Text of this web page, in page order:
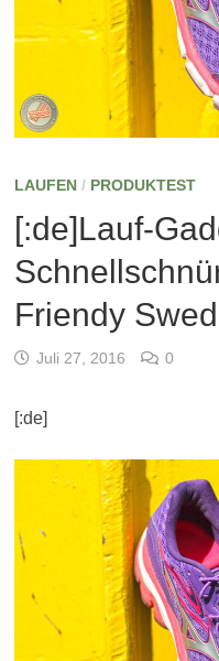
LAUFEN/ PRODUKTEST
[:de]Lauf-
Friendy
Juli 27, 2016 0
[:de]